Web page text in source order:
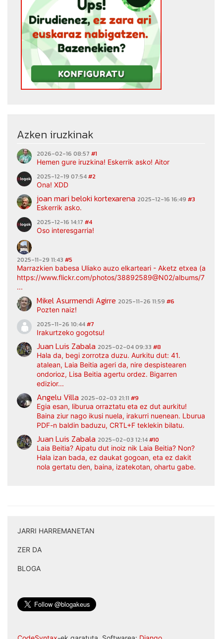
Azken iruzkinak
2026-02-16 08:57 #1
Hemen gure iruzkina! Eskerrik asko! Aitor
2025-12-19 07:54#2
Ona! XDD
joan mari beloki kortexarena 2025-12-16 16:49 #3
Eskerrik asko.
2025-12-16 14:17 #4
Oso interesgarria!
2025-11-29 11:43 #5
Marrazkien babesa Uliako auzo elkarteari - Aketz etxea
https://www.flickr.com/photos/38892589@N02/albums/
...
Mikel Asurmendi Agirre 2025-11-26 11:59 #6
Pozten naiz!
2025-11-26 10:44#7
Irakurtzeko gogotsu!
Juan Luis Zabala 2025-02-04 09:33 #8
Hala da, begi zorrotza duzu. Aurkitu dut: 41.
atalean, Laia Beitia ageri da, nire despistearen
ondorioz, Lisa Beitia agertu ordez. Bigarren
edizior...
Angelu Villa 2025-02-03 21:11 #9
Egia esan, liburua orraztatu eta ez dut aurkitu!
Baina ziur nago ikusi nuela, irakurri nuenean. Lburua
PDF-n baldin baduzu, CRTL+F teklekin bilatu.
Juan Luis Zabala 2025-02-03 12:14#10
Laia Beitia? Aipatu dut inoiz nik Laia Beitia? Non?
Hala izan bada, ez daukat gogoan, eta ez dakit
nola gertatu den, baina, izatekotan, ohartu gabe.
JARRI HARREMANETAN
ZER DA
BLOGA